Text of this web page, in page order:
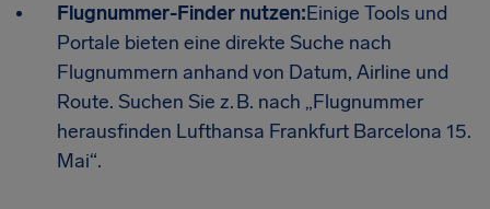
Flugnummer-Finder nutzen:Einige Tools und
Portale bieten eine direkte Suche nach
Flugnummern anhand von Datum, Airline und
Route. Suchen Sie z. B. nach „Flugnummer
herausfinden Lufthansa Frankfurt Barcelona 15.
Mai“.